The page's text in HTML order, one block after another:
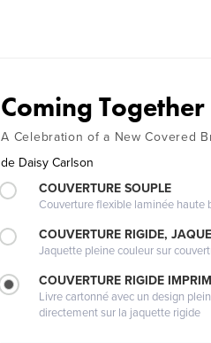
Coming Together
A Celebration of a New Covered
de Daisy Carlson
COUVERTURE SOUPLE
Couverture flexible laminée haute
COUVERTURE RIGIDE,
Jaquette pleine couleur sur
COUVERTURE RIGIDE
Livre cartonné avec un design
directement sur la jaquette rigide